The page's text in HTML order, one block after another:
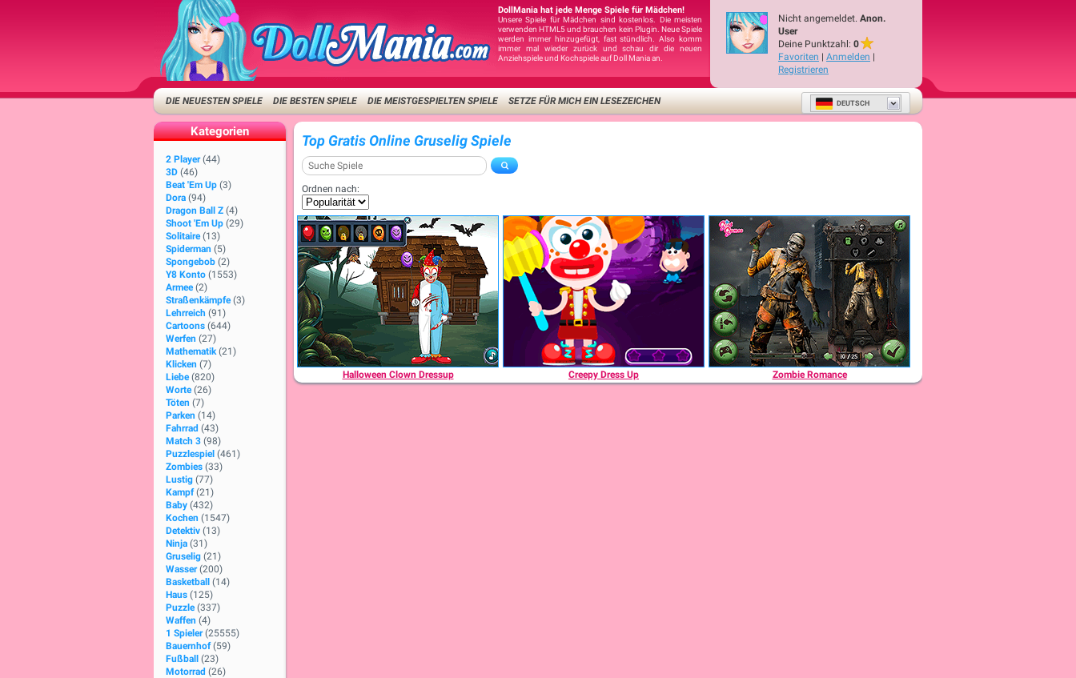
DollMania hat jede Menge Spiele für Mädchen!
Unsere Spiele für Mädchen sind kostenlos. Die meisten
verwenden HTML5 und brauchen kein Plugin. Neue Spiele
werden immer hinzugefügt, fast stündlich. Also komm
immer mal wieder zurück und schau dir die neuen
Anziehspiele und Kochspiele auf Doll Mania an.
Nicht angemeldet. Anon.
User
Deine Punktzahl: 0
Favoriten | Anmelden |
Registrieren
DIE NEUESTEN SPIELE DIE BESTEN SPIELE DIE MEISTGESPIELTEN SPIELE SETZE FÜR MICH EIN LESEZEICHEN DEUTSCH
Kategorien
2 Player (44)
3D (46)
Beat 'Em Up (3)
Dora (94)
Dragon Ball Z (4)
Shoot 'Em Up (29)
Solitaire (13)
Spiderman (5)
Spongebob (2)
Y8 Konto (1553)
Armee (2)
Straßenkämpfe (3)
Lehrreich (91)
Cartoons (644)
Werfen (27)
Mathematik (21)
Klicken (7)
Liebe (820)
Worte (26)
Töten (7)
Parken (14)
Fahrrad (43)
Match 3 (98)
Puzzlespiel (461)
Zombies (33)
Lustig (77)
Kampf (21)
Baby (432)
Kochen (1547)
Detektiv (13)
Ninja (31)
Gruselig (21)
Wasser (200)
Basketball
(14)
Haus (125)
Puzzle (337)
Waffen (4)
1 Spieler (25555)
Bauernhof (59)
Fußball
(23)
Motorrad (26)
Top Gratis Online Gruselig Spiele
Ordnen nach:
Halloween Clown Dressup Creepy Dress Up Zombie Romance